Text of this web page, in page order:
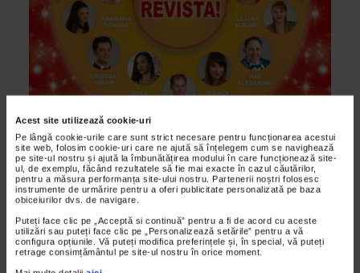
Acest site utilizează cookie-uri
Pe lângă cookie-urile care sunt strict necesare pentru funcționarea acestui
site web, folosim cookie-uri care ne ajută să înțelegem cum se navighează
pe site-ul nostru și ajută la îmbunătățirea modului în care funcționează site-
ul, de exemplu, făcând rezultatele să fie mai exacte în cazul căutărilor,
pentru a măsura performanța site-ului nostru. Partenerii noștri folosesc
instrumente de urmărire pentru a oferi publicitate personalizată pe baza
obiceiurilor dvs. de navigare.
Puteți face clic pe „Acceptă si continuă” pentru a fi de acord cu aceste
utilizări sau puteți face clic pe „Personalizează setările” pentru a vă
configura opțiunile. Vă puteți modifica preferințele și, în special, vă puteți
retrage consimțământul pe site-ul nostru în orice moment.
ALTE MATERIALE
Programul spectacolelor Teatrului de
Revista Constantin Tanase – Sala SAVOY
19/09/2014
PROGRAMUL spectacolelor Teatrului de Revista Constantin
Tanase - Sala SAVOY Stagiunea 2014 – 2015.